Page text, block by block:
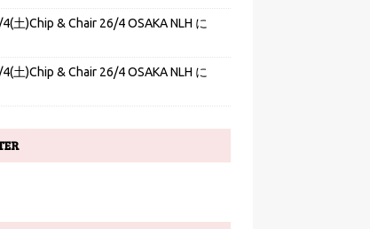
4(土)Chip & Chair 26/4 OSAKA NLH に
4(土)Chip & Chair 26/4 OSAKA NLH に